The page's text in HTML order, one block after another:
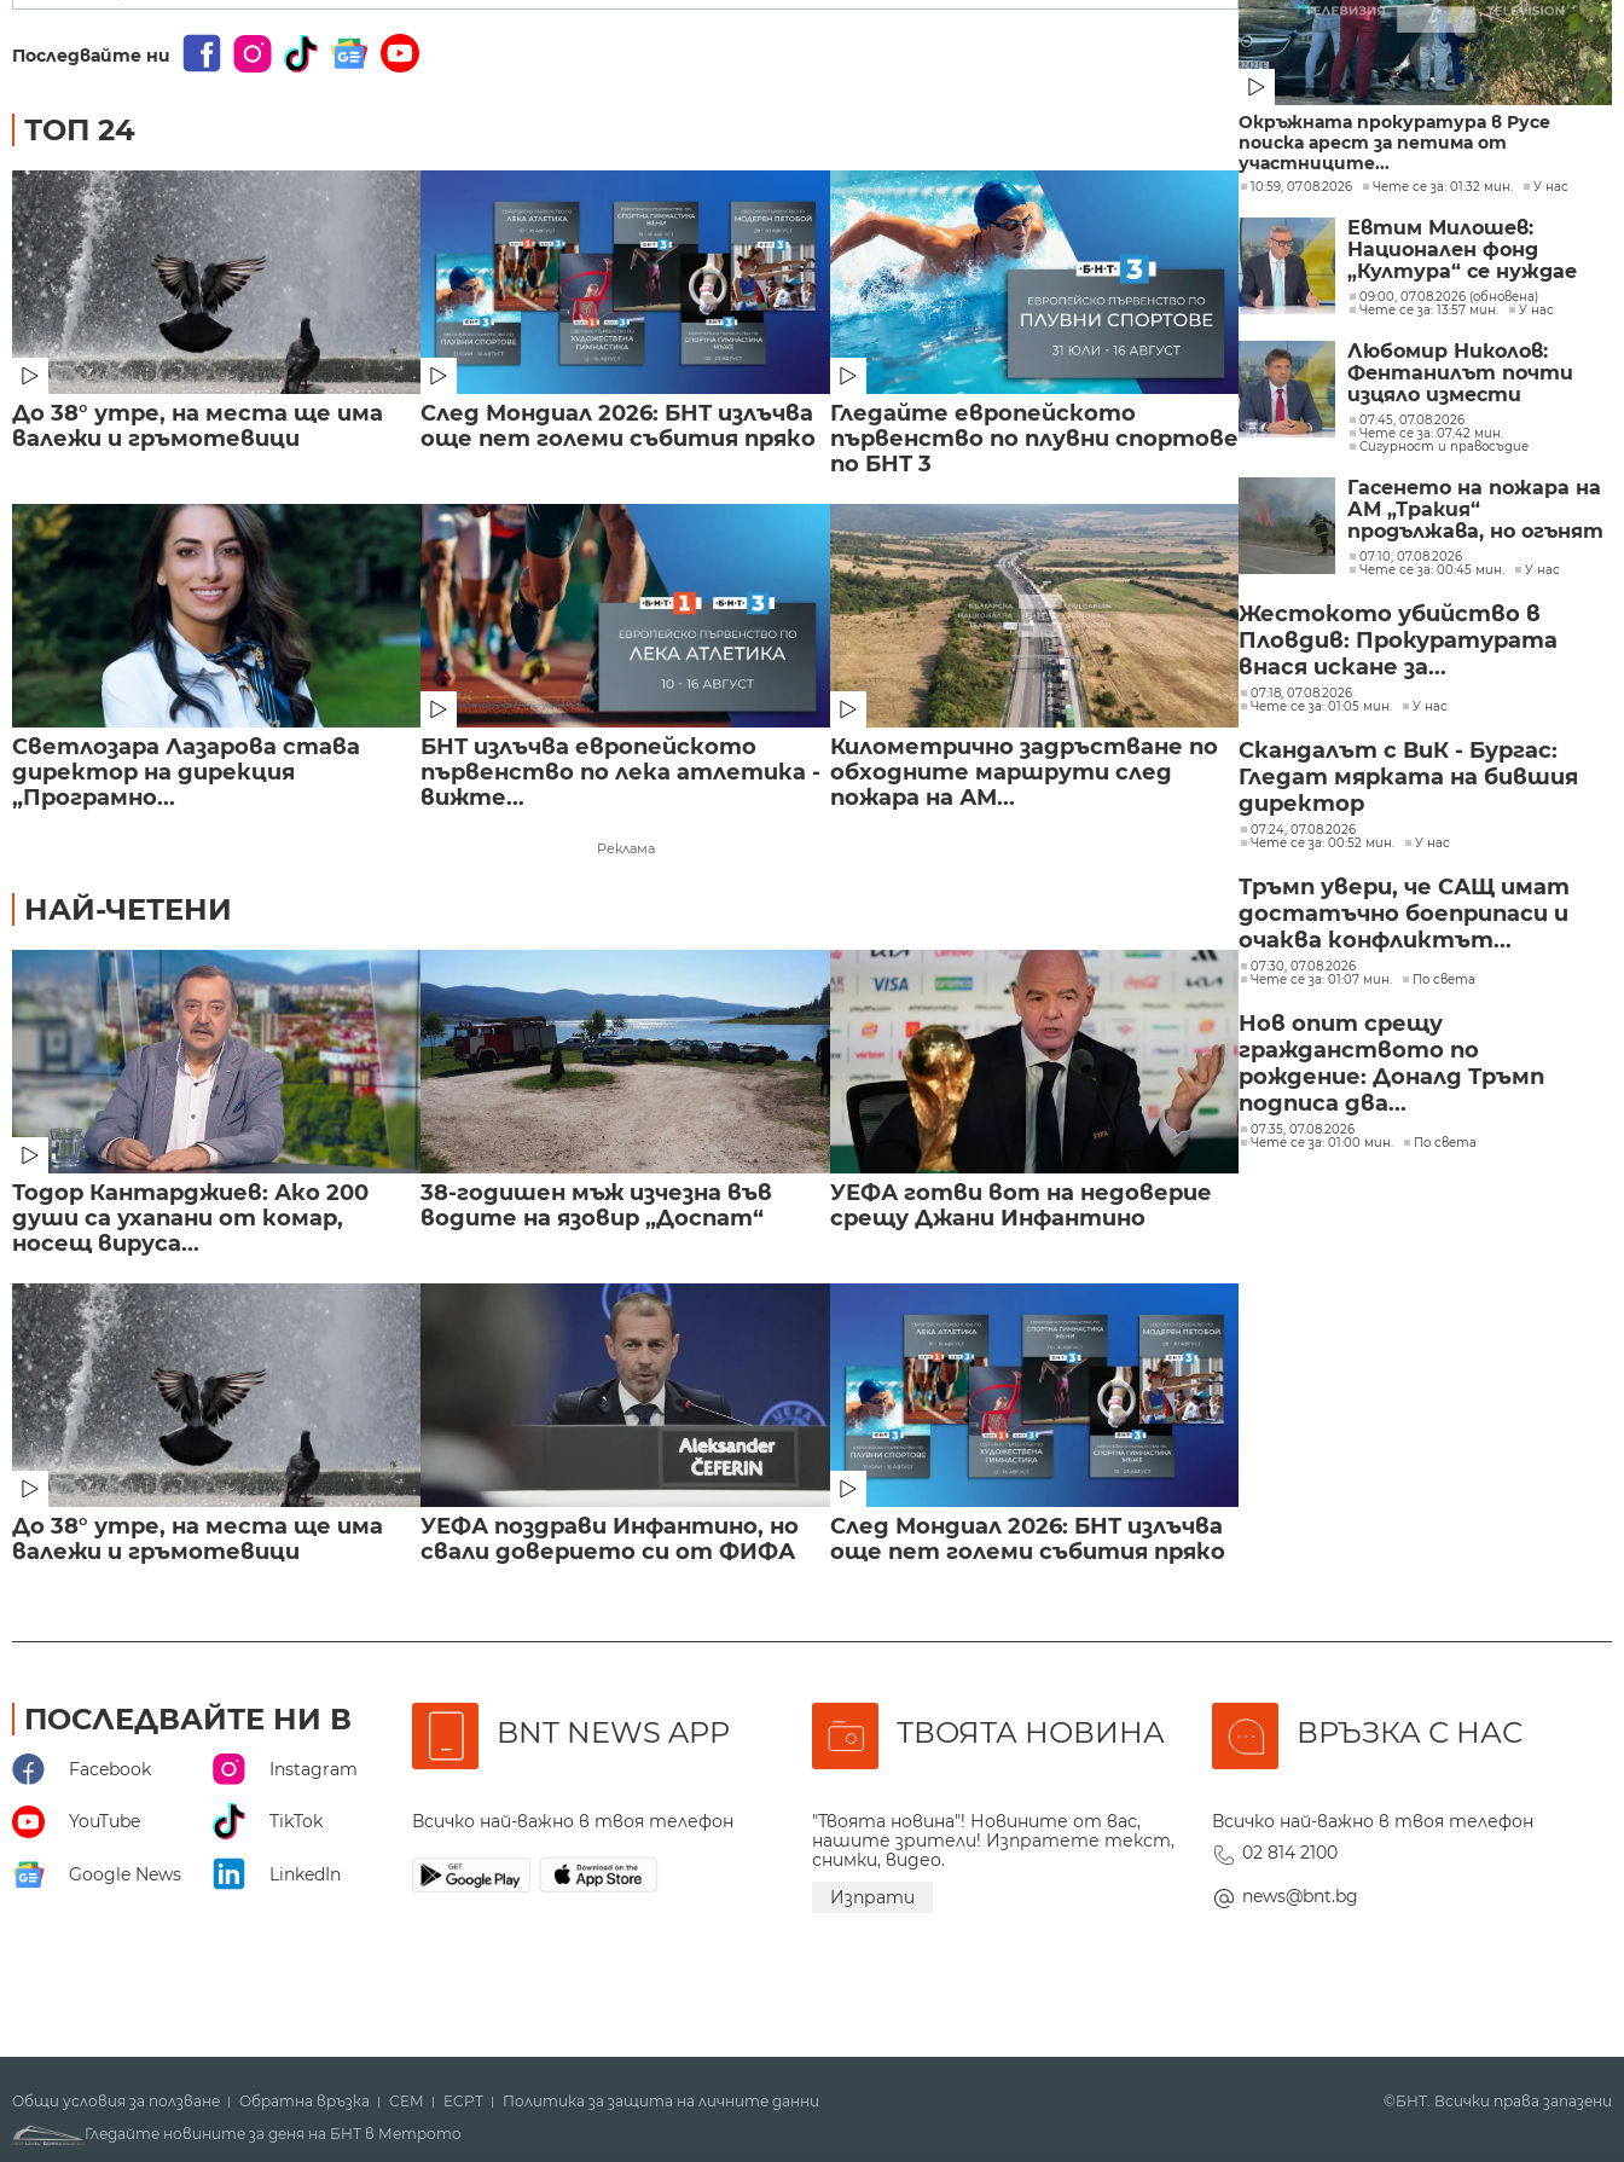
Последвайте ни
ТОП 24
До 38° утре, на места ще има
валежи и гръмотевици
След Мондиал 2026: БНТ излъчва
още пет големи събития пряко
Гледайте европейското
първенство по плувни спортове
по БНТ 3
Светлозара Лазарова става
директор на дирекция
„Програмно...
БНТ излъчва европейското
първенство по лека атлетика -
вижте...
Километрично задръстване по
обходните маршрути след
пожара на АМ...
Реклама
НАЙ-ЧЕТЕНИ
Тодор Кантарджиев: Ако 200
души са ухапани от комар,
носещ вируса...
38-годишен мъж изчезна във
водите на язовир „Доспат“
УЕФА готви вот на недоверие
срещу Джани Инфантино
До 38° утре, на места ще има
валежи и гръмотевици
УЕФА поздрави Инфантино, но
свали доверието си от ФИФА
След Мондиал 2026: БНТ излъчва
още пет големи събития пряко
Окръжната прокуратура в Русе
поиска арест за петима от
участниците...
10:59, 07.08.2026 Чете се за: 01:32 мин. У нас
Евтим Милошев:
Национален фонд
„Култура“ се нуждае
от законодателна
реформа, а процесите в
министерството ще
бъдат максимално
прозрачни
09:00, 07.08.2026 (обновена)
Чете се за: 13:57 мин.
У нас
Любомир Николов:
Фентанилът почти
изцяло измести
хероина, възможно е
разбитата
лаборатория да е
единствената у нас
07:45, 07.08.2026
Чете се за: 07:42 мин.
Сигурност и правосъдие
Гасенето на пожара на
АМ „Тракия“
продължава, но огънят
е локализиран
07:10, 07.08.2026
Чете се за: 00:45 мин.
У нас
Жестокото убийство в
Пловдив: Прокуратурата
внася искане за...
07:18, 07.08.2026
Чете се за: 01:05 мин.
У нас
Скандалът с ВиК - Бургас:
Гледат мярката на бившия
директор
07:24, 07.08.2026
Чете се за: 00:52 мин.
У нас
Тръмп увери, че САЩ имат
достатъчно боеприпаси и
очаква конфликтът...
07:30, 07.08.2026
Чете се за: 01:07 мин.
По света
Нов опит срещу
гражданството по
рождение: Доналд Тръмп
подписа два...
07:35, 07.08.2026
Чете се за: 01:00 мин.
По света
ПОСЛЕДВАЙТЕ НИ В
Facebook Instagram
YouTube TikTok
Google News LinkedIn
BNT NEWS APP
Всичко най-важно в твоя телефон
ТВОЯТА НОВИНА
"Твоята новина"! Новините от вас,
нашите зрители! Изпратете текст,
снимки, видео.
Изпрати
ВРЪЗКА С НАС
Всичко най-важно в твоя телефон
02 814 2100
news@bnt.bg
Общи условия за ползване Обратна връзка СЕМ ECPT Политика за защита на личните данни
©БНТ. Всички права запазени
Гледайте новините за деня на БНТ в Метрото